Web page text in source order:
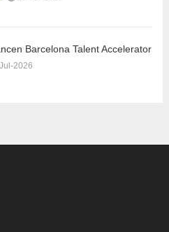
Barcelona Talent Accelerator
2026